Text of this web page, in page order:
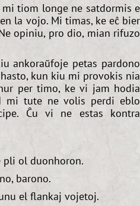
mi tiom longe ne satdormis
la vojo. Mi timas, ke eĉ
opiniu, pro dio, mian
ankoraŭfoje petas
kun kiu mi provokis
per timo, ke vi jam
mi tute ne volis perdi
Ĉu vi ne estas
ol duonhoron.
barono.
el flankaj vojetoj.